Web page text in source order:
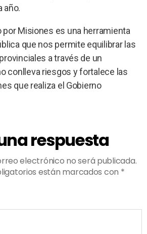
año.
Misiones es una herramienta
que nos permite equilibrar las
a través de un
conlleva riesgos y fortalece las
que realiza el Gobierno
respuesta
electrónico no será publicada.
están marcados con *